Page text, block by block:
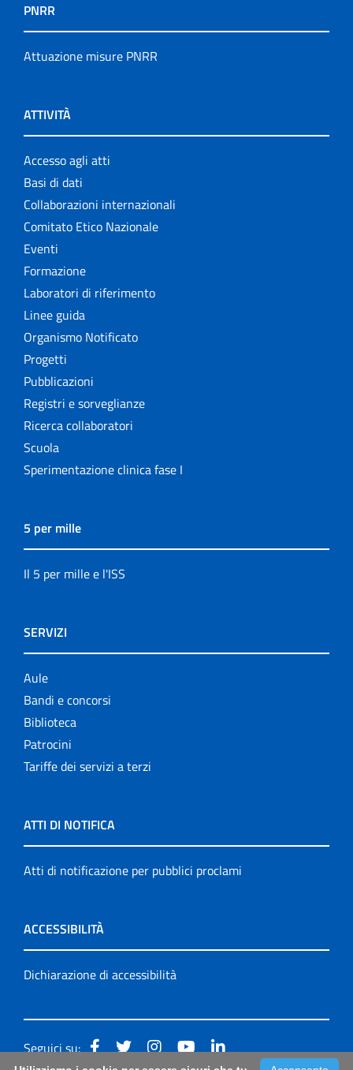
PNRR
Attuazione misure PNRR
ATTIVITÀ
Accesso agli atti
Basi di dati
Collaborazioni internazionali
Comitato Etico Nazionale
Eventi
Formazione
Laboratori di riferimento
Linee guida
Organismo Notificato
Progetti
Pubblicazioni
Registri e sorveglianze
Ricerca collaboratori
Scuola
Sperimentazione clinica fase I
5 per mille
Il 5 per mille e l'ISS
SERVIZI
Aule
Bandi e concorsi
Biblioteca
Patrocini
Tariffe dei servizi a terzi
ATTI DI NOTIFICA
Atti di notificazione per pubblici proclami
ACCESSIBILITÀ
Dichiarazione di accessibilità
Seguici su: